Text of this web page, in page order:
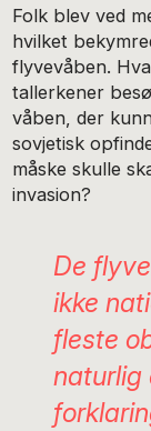
Folk blev ved
hvilket
flyvevåben.
tallerkener
våben, der
sovjetisk
måske skulle
invasion?
De
ikke
fleste
naturlig